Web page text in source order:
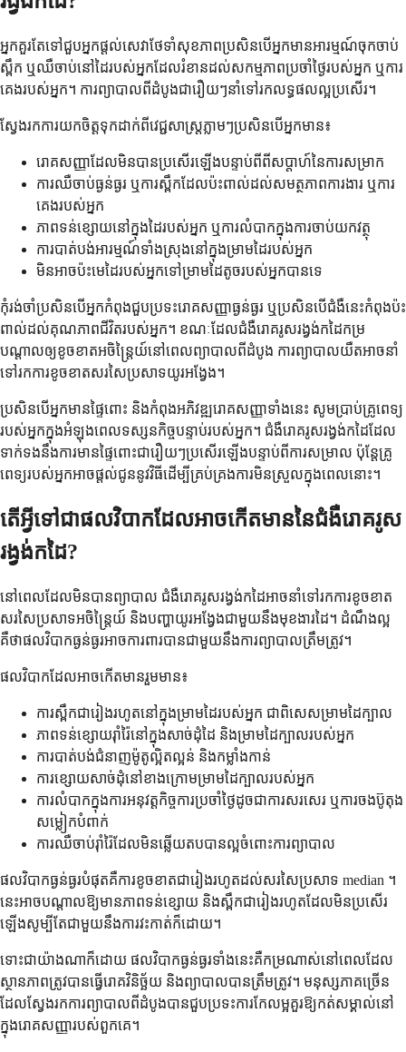
អ្នកគួរតែទៅជួបអ្នកផ្តល់សេវាថែទាំសុខភាពប្រសិនបើអ្នកមានអារម្មណ៍ចុកចាប់
ស្ពឹក ឬឈឺចាប់នៅដៃរបស់អ្នកដែលរំខានដល់សកម្មភាពប្រចាំថ្ងៃរបស់អ្នក ឬការ
គេងរបស់អ្នក។ ការព្យាបាលពីដំបូងជារឿយៗនាំទៅរកលទ្ធផលល្អប្រសើរ។
ស្វែងរកការយកចិត្តទុកដាក់ពីវេជ្ជសាស្រ្តភ្លាមៗប្រសិនបើអ្នកមាន៖
រោគសញ្ញាដែលមិនបានប្រសើរឡើងបន្ទាប់ពីពីសប្តាហ៍នៃការសម្រាក
ការឈឺចាប់ធ្ងន់ធ្ងរ ឬការស្ពឹកដែលប៉ះពាល់ដល់សមត្ថភាពការងារ ឬការ
គេងរបស់អ្នក
ភាពទន់ខ្សោយនៅក្នុងដៃរបស់អ្នក ឬការលំបាកក្នុងការចាប់យកវត្ថុ
ការបាត់បង់អារម្មណ៍ទាំងស្រុងនៅក្នុងម្រាមដៃរបស់អ្នក
មិនអាចប៉ះមេដៃរបស់អ្នកទៅម្រាមដៃតូចរបស់អ្នកបានទេ
កុំរង់ចាំប្រសិនបើអ្នកកំពុងជួបប្រទះរោគសញ្ញាធ្ងន់ធ្ងរ ឬប្រសិនបើជំងឺនេះកំពុងប៉ះ
ពាល់ដល់គុណភាពជីវិតរបស់អ្នក។ ខណៈដែលជំងឺរោគរូសរង្វង់កដៃកម្រ
បណ្តាលឲ្យខូចខាតអចិន្ត្រៃយ៍នៅពេលព្យាបាលពីដំបូង ការព្យាបាលយឺតអាចនាំ
ទៅរកការខូចខាតសរសៃប្រសាទយូរអង្វែង។
ប្រសិនបើអ្នកមានផ្ទៃពោះ និងកំពុងអភិវឌ្ឍរោគសញ្ញាទាំងនេះ សូមប្រាប់គ្រូពេទ្យ
របស់អ្នកក្នុងអំឡុងពេលទស្សនកិច្ចបន្ទាប់របស់អ្នក។ ជំងឺរោគរូសរង្វង់កដៃដែល
ទាក់ទងនឹងការមានផ្ទៃពោះជារឿយៗប្រសើរឡើងបន្ទាប់ពីការសម្រាល ប៉ុន្តែគ្រូ
ពេទ្យរបស់អ្នកអាចផ្តល់ជូននូវវិធីដើម្បីគ្រប់គ្រងការមិនស្រួលក្នុងពេលនោះ។
តើអ្វីទៅជាផលវិបាកដែលអាចកើតមាននៃជំងឺរោគរូស
រង្វង់កដៃ?
នៅពេលដែលមិនបានព្យាបាល ជំងឺរោគរូសរង្វង់កដៃអាចនាំទៅរកការខូចខាត
សរសៃប្រសាទអចិន្ត្រៃយ៍ និងបញ្ហាយូរអង្វែងជាមួយនឹងមុខងារដៃ។ ដំណឹងល្អ
គឺថាផលវិបាកធ្ងន់ធ្ងរអាចការពារបានជាមួយនឹងការព្យាបាលត្រឹមត្រូវ។
ផលវិបាកដែលអាចកើតមានរួមមាន៖
ការស្ពឹកជារៀងរហូតនៅក្នុងម្រាមដៃរបស់អ្នក ជាពិសេសម្រាមដៃក្បាល
ភាពទន់ខ្សោយរ៉ាំរ៉ៃនៅក្នុងសាច់ដុំដៃ និងម្រាមដៃក្បាលរបស់អ្នក
ការបាត់បង់ជំនាញម៉ូតូល្អិតល្អន់ និងកម្លាំងកាន់
ការខ្សោយសាច់ដុំនៅខាងក្រោមម្រាមដៃក្បាលរបស់អ្នក
ការលំបាកក្នុងការអនុវត្តកិច្ចការប្រចាំថ្ងៃដូចជាការសរសេរ ឬការចងប៊ូតុង
សម្លៀកបំពាក់
ការឈឺចាប់រ៉ាំរ៉ៃដែលមិនឆ្លើយតបបានល្អចំពោះការព្យាបាល
ផលវិបាកធ្ងន់ធ្ងរបំផុតគឺការខូចខាតជារៀងរហូតដល់សរសៃប្រសាទ median ។
នេះអាចបណ្តាលឱ្យមានភាពទន់ខ្សោយ និងស្ពឹកជារៀងរហូតដែលមិនប្រសើរ
ឡើងសូម្បីតែជាមួយនឹងការវះកាត់ក៏ដោយ។
ទោះជាយ៉ាងណាក៏ដោយ ផលវិបាកធ្ងន់ធ្ងរទាំងនេះគឺកម្រណាស់នៅពេលដែល
ស្ថានភាពត្រូវបានធ្វើរោគវិនិច្ឆ័យ និងព្យាបាលបានត្រឹមត្រូវ។ មនុស្សភាគច្រើន
ដែលស្វែងរកការព្យាបាលពីដំបូងបានជួបប្រទះការកែលម្អគួរឱ្យកត់សម្គាល់នៅ
ក្នុងរោគសញ្ញារបស់ពួកគេ។